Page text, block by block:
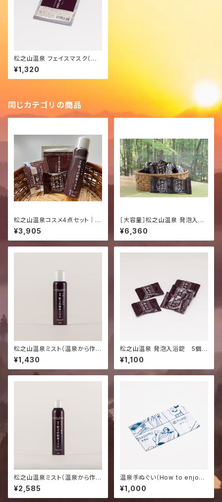
松之山温泉 フェイスマスク（温
泉から作った無添加化粧品）／3
枚入り
¥1,320
同じカテゴリの商品
松之山温泉コスメ4点セット｜ミ
スト・リップクリーム・フェイスマ
スク・入浴錠
¥3,905
［大容量］松之山温泉 発泡入浴
錠 30個セット｜毎日の湯浴み
に、薬湯の恵みを
¥6,360
松之山温泉ミスト（温泉から作っ
た無添加化粧水） 80g
¥1,430
松之山温泉 発泡入浴錠 5個セ
ット
¥1,100
松之山温泉ミスト（温泉から作っ
た無添加化粧水） 200g
¥2,585
温泉手ぬぐい（How to enjoy
ONSEN）
¥1,000